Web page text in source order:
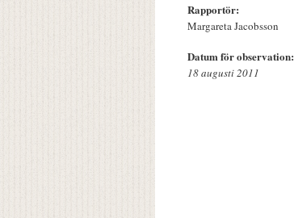
Rapportör:
Margareta Jacobsson
Datum för observation:
18 augusti 2011